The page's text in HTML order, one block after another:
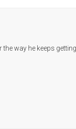
way he keeps